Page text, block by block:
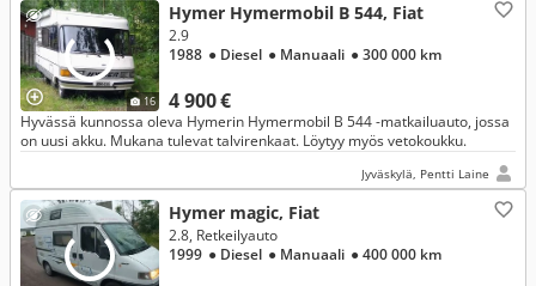
16
Hymer Hymermobil B 544, Fiat
4 900 €
2.9
1988 ● Diesel ● Manuaali ● 300 000 km
Hyvässä kunnossa oleva Hymerin Hymermobil B 544 -matkailuauto, jossa
on uusi akku. Mukana tulevat talvirenkaat. Löytyy myös vetokoukku.
Jyväskylä, Pentti Laine
Hymer magic, Fiat
2.8, Retkeilyauto
1999 ● Diesel ● Manuaali ● 400 000 km